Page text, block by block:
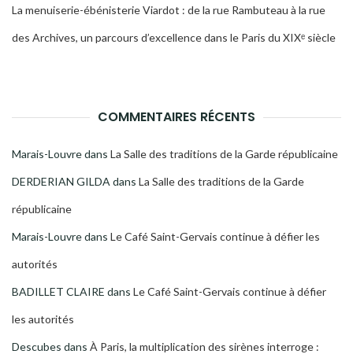
La menuiserie-ébénisterie Viardot : de la rue Rambuteau à la rue
des Archives, un parcours d’excellence dans le Paris du XIXᵉ siècle
COMMENTAIRES RÉCENTS
Marais-Louvredans La Salle des traditions de la Garde républicaine
DERDERIAN GILDA dans La Salle des traditions de la Garde
républicaine
Marais-Louvredans Le Café Saint-Gervais continue à défier les
autorités
BADILLET CLAIRE dans Le Café Saint-Gervais continue à défier
les autorités
Descubes dans À Paris, la multiplication des sirènes interroge :